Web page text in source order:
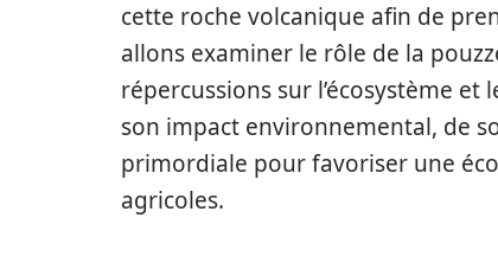
cette roche volcanique afin de
allons examiner le rôle de la
répercussions sur l’écosystème
son impact environnemental, de
primordiale pour favoriser une
agricoles.